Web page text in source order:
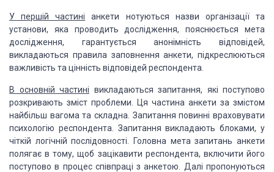
У першій частині анкети нотуються назви організації та
установи, яка проводить дослідження, пояснюється мета
дослідження, гарантується анонімність відповідей,
викладаються правила заповнення анкети, підкреслюються
важливість та цінність відповідей респондента.
В основній частині викладаються запитання, які поступово
розкривають зміст проблеми. Ця частина анкети за змістом
найбільш вагома та складна. Запитання повинні враховувати
психологію респондента. Запитання викладають блоками, у
чіткій логічній послідовності. Головна мета запитань анкети
полягає в тому, щоб зацікавити респондента, включити його
поступово в процес співпраці з анкетою. Далі пропонуються